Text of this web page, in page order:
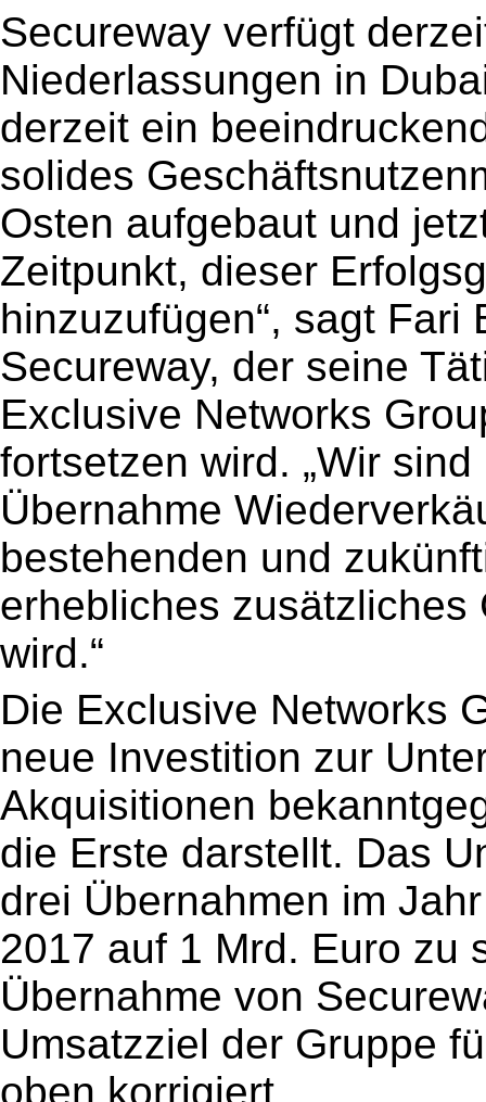
Secureway verfügt
Niederlassungen in
derzeit ein
solides
Osten aufgebaut und
Zeitpunkt, dieser
hinzuzufügen“, sagt Fari
Secureway, der seine
Exclusive Networks
fortsetzen wird. „Wir
Übernahme
bestehenden und
erhebliches
wird.“
Die Exclusive Networks
neue Investition zur
Akquisitionen
die Erste darstellt. Das
drei Übernahmen im
2017 auf 1 Mrd. Euro zu
Übernahme von
Umsatzziel der Gruppe
oben korrigiert.